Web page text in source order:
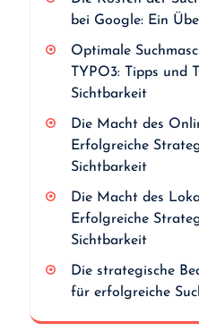
bei Google: Ein
Optimale
TYPO3: Tipps und
Sichtbarkeit
Die Macht des
Erfolgreiche
Sichtbarkeit
Die Macht des
Erfolgreiche
Sichtbarkeit
Die strategische
für erfolgreiche